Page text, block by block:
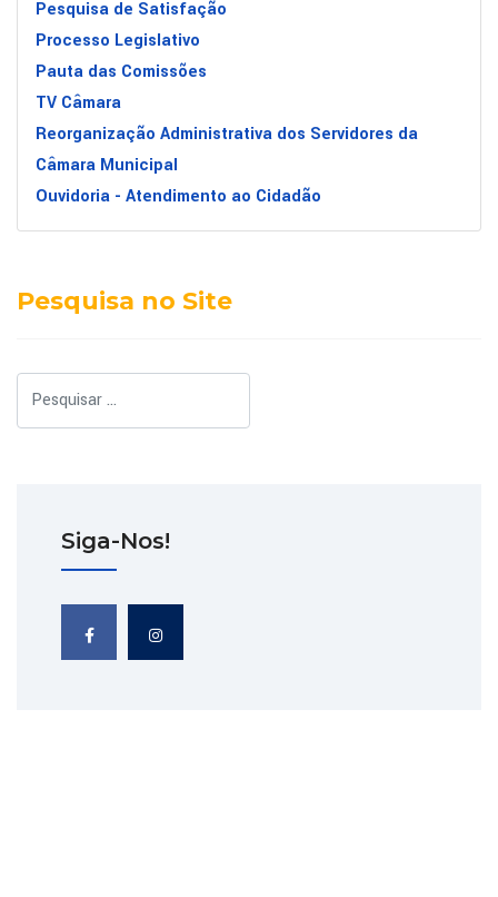
Pesquisa de Satisfação
Processo Legislativo
Pauta das Comissões
TV Câmara
Reorganização Administrativa dos Servidores da
Câmara Municipal
Ouvidoria - Atendimento ao Cidadão
Pesquisa no Site
Siga-Nos!